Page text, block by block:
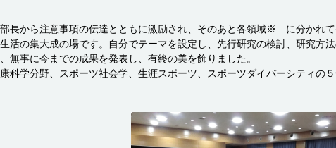
長から注意事項の伝達とともに激励され、そのあと各領域※ に分かれて
活の集大成の場です。自分でテーマを設定し、先行研究の検討、研究方
無事に今までの成果を発表し、有終の美を飾りました。
科学分野、スポーツ社会学、生涯スポーツ、スポーツダイバーシティの５